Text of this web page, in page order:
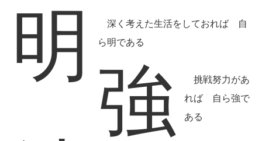
明
深く考えた生活をしておれば 自
ら明である
強
挑戦努力があ
れば 自ら強で
ある